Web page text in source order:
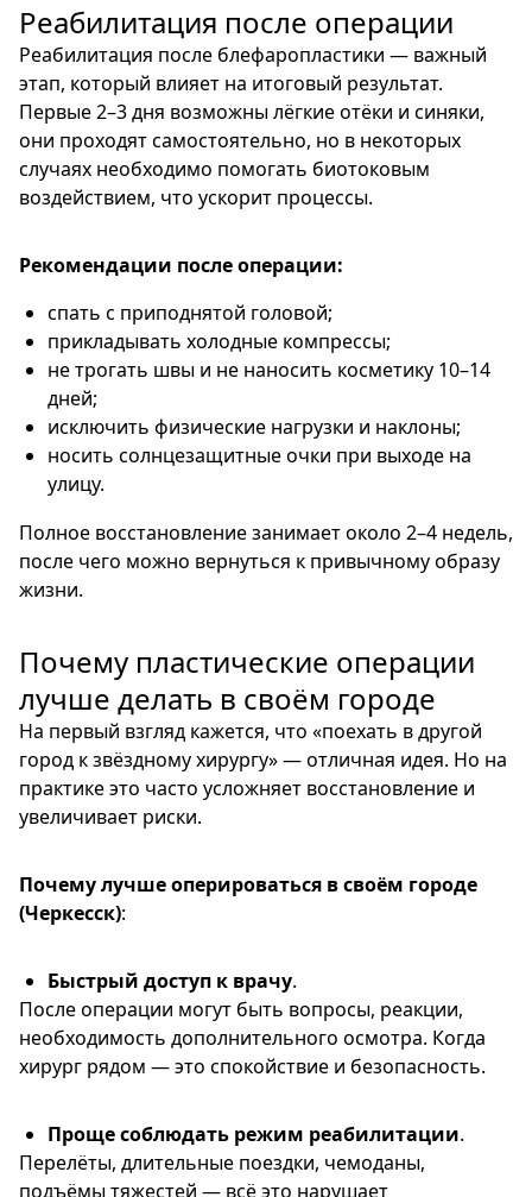
Реабилитация после операции
Реабилитация после блефаропластики — важный
этап, который влияет на итоговый результат.
Первые 2–3 дня возможны лёгкие отёки и синяки,
они проходят самостоятельно, но в некоторых
случаях необходимо помогать биотоковым
воздействием, что ускорит процессы.
Рекомендации после операции:
спать с приподнятой головой;
прикладывать холодные компрессы;
не трогать швы и не наносить косметику 10–14
дней;
исключить физические нагрузки и наклоны;
носить солнцезащитные очки при выходе на
улицу.
Полное восстановление занимает около 2–4 недель,
после чего можно вернуться к привычному образу
жизни.
Почему пластические операции
лучше делать в своём городе
На первый взгляд кажется, что «поехать в другой
город к звёздному хирургу» — отличная идея. Но на
практике это часто усложняет восстановление и
увеличивает риски.
Почему лучше оперироваться в своём городе
(Черкесск):
Быстрый доступ к врачу.
После операции могут быть вопросы, реакции,
необходимость дополнительного осмотра. Когда
хирург рядом — это спокойствие и безопасность.
Проще соблюдать режим реабилитации.
Перелёты, длительные поездки, чемоданы,
подъёмы тяжестей — всё это нарушает